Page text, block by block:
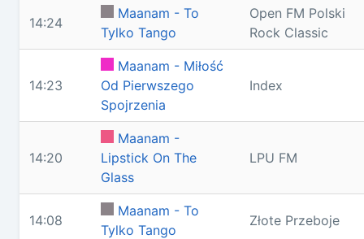
14:24
Maanam - To
Tylko Tango
Open FM Polski
Rock Classic
14:23
Maanam - Miłość
Od Pierwszego
Spojrzenia
Index
14:20
Maanam -
Lipstick On The
Glass
LPU FM
14:08
Maanam - To
Tylko Tango
Złote Przeboje